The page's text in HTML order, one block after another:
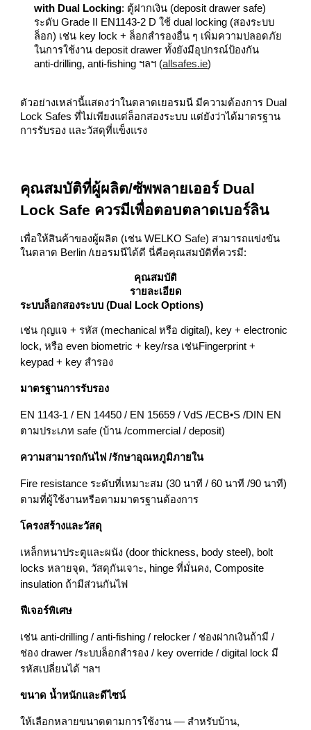
with Dual Locking: ตู้ฝากเงิน (deposit drawer safe)
ระดับ Grade II EN1143‑2 D ใช้ dual locking (สองระบบ
ล็อก) เช่น key lock + ล็อกสำรองอื่น ๆ เพิ่มความปลอดภัย
ในการใช้งาน deposit drawer ทั้งยังมีอุปกรณ์ป้องกัน
anti‑drilling, anti‑fishing ฯลฯ (allsafes.ie)
ตัวอย่างเหล่านี้แสดงว่าในตลาดเยอรมนี มีความต้องการ Dual
Lock Safes ที่ไม่เพียงแต่ล็อกสองระบบ แต่ยังว่าได้มาตรฐาน
การรับรอง และวัสดุที่แข็งแรง
คุณสมบัติที่ผู้ผลิต/ซัพพลายเออร์ Dual
Lock Safe ควรมีเพื่อตอบตลาดเบอร์ลิน
เพื่อให้สินค้าของผู้ผลิต (เช่น WELKO Safe) สามารถแข่งขัน
ในตลาด Berlin /เยอรมนีได้ดี นี่คือคุณสมบัติที่ควรมี:
คุณสมบัติ
รายละเอียด
ระบบล็อกสองระบบ (Dual Lock Options)
เช่น กุญแจ + รหัส (mechanical หรือ digital), key + electronic
lock, หรือ even biometric + key/rsa เช่นFingerprint +
keypad + key สำรอง
มาตรฐานการรับรอง
EN 1143‑1 / EN 14450 / EN 15659 / VdS /ECB•S /DIN EN
ตามประเภท safe (บ้าน /commercial / deposit)
ความสามารถกันไฟ /รักษาอุณหภูมิภายใน
Fire resistance ระดับที่เหมาะสม (30 นาที / 60 นาที /90 นาที)
ตามที่ผู้ใช้งานหรือตามมาตรฐานต้องการ
โครงสร้างและวัสดุ
เหล็กหนาประตูและผนัง (door thickness, body steel), bolt
locks หลายจุด, วัสดุกันเจาะ, hinge ที่มั่นคง, Composite
insulation ถ้ามีส่วนกันไฟ
ฟีเจอร์พิเศษ
เช่น anti‑drilling / anti‑fishing / relocker / ช่องฝากเงินถ้ามี /
ช่อง drawer /ระบบล็อกสำรอง / key override / digital lock มี
รหัสเปลี่ยนได้ ฯลฯ
ขนาด น้ำหนักและดีไซน์
ให้เลือกหลายขนาดตามการใช้งาน — สำหรับบ้าน,